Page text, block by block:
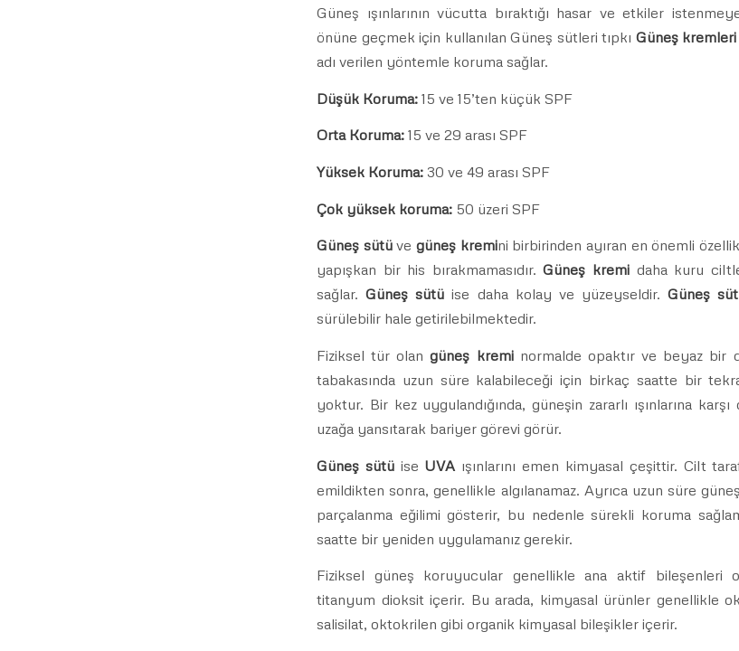
Güneş ışınlarının vücutta bıraktığı hasar ve etkiler
önüne geçmek için kullanılan Güneş sütleri tıpkı Güneş kremleri
adı verilen yöntemle koruma sağlar.
Düşük Koruma: 15 ve 15’ten küçük SPF
Orta Koruma: 15 ve 29 arası SPF
Yüksek Koruma: 30 ve 49 arası SPF
Çok yüksek koruma: 50 üzeri SPF
Güneş sütüvegüneş kremini birbirinden ayıran en önemli
yapışkan bir his bırakmamasıdır.Güneş kremidaha kuru
sağlar.Güneş sütü ise daha kolay ve yüzeyseldir.Güneş
sürülebilir hale getirilebilmektedir.
Fiziksel tür olangüneş kreminormalde opaktır ve beyaz bir
tabakasında uzun süre kalabileceği için birkaç saatte bir
yoktur. Bir kez uygulandığında, güneşin zararlı ışınlarına
uzağa yansıtarak bariyer görevi görür.
Güneş sütüise UVA ışınlarını emen kimyasal çeşittir. Cilt
emildikten sonra, genellikle algılanamaz. Ayrıca uzun süre
parçalanma eğilimi gösterir, bu nedenle sürekli koruma
saatte bir yeniden uygulamanız gerekir.
Fiziksel güneş koruyucular genellikle ana aktif bileşenleri
titanyum dioksit içerir. Bu arada, kimyasal ürünler genellikle
salisilat, oktokrilen gibi organik kimyasal bileşikler içerir.